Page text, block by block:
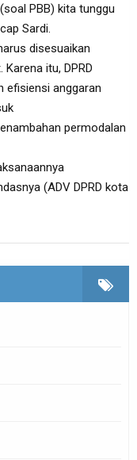
PBB) kita tunggu
Sardi.
disesuaikan
itu, DPRD
efisiensi anggaran
permodalan
(ADV DPRD kota